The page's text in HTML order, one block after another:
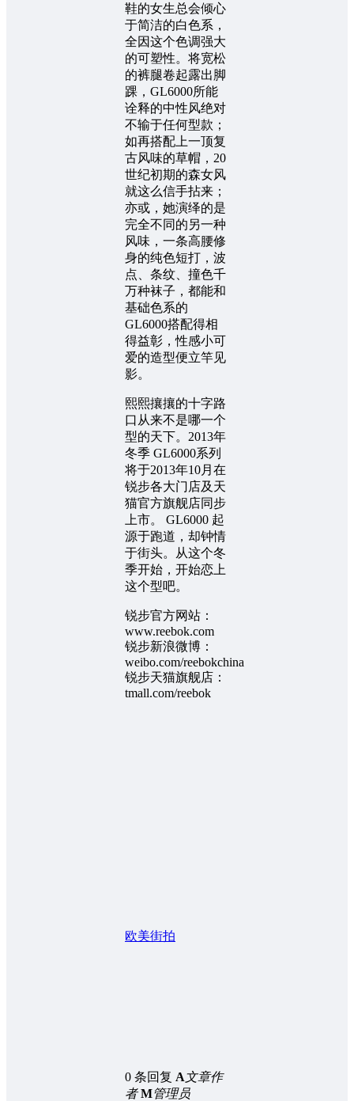
鞋的女生总会倾心
于简洁的白色系，
全因这个色调强大
的可塑性。将宽松
的裤腿卷起露出脚
踝，GL6000所能
诠释的中性风绝对
不输于任何型款；
如再搭配上一顶复
古风味的草帽，20
世纪初期的森女风
就这么信手拈来；
亦或，她演绎的是
完全不同的另一种
风味，一条高腰修
身的纯色短打，波
点、条纹、撞色千
万种袜子，都能和
基础色系的
GL6000搭配得相
得益彰，性感小可
爱的造型便立竿见
影。
熙熙攘攘的十字路
口从来不是哪一个
型的天下。2013年
冬季 GL6000系列
将于2013年10月在
锐步各大门店及天
猫官方旗舰店同步
上市。 GL6000 起
源于跑道，却钟情
于街头。从这个冬
季开始，开始恋上
这个型吧。
锐步官方网站：
www.reebok.com
锐步新浪微博：
weibo.com/reebokchina
锐步天猫旗舰店：
tmall.com/reebok
欧美街拍
0 条回复 A文章作
者 M管理员